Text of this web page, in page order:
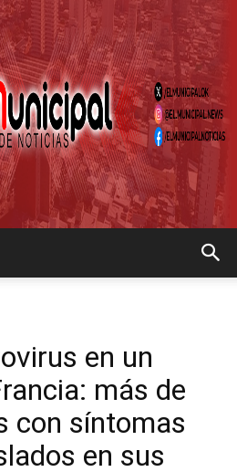
MUNICIPALen un
más de
con síntomas
en sus